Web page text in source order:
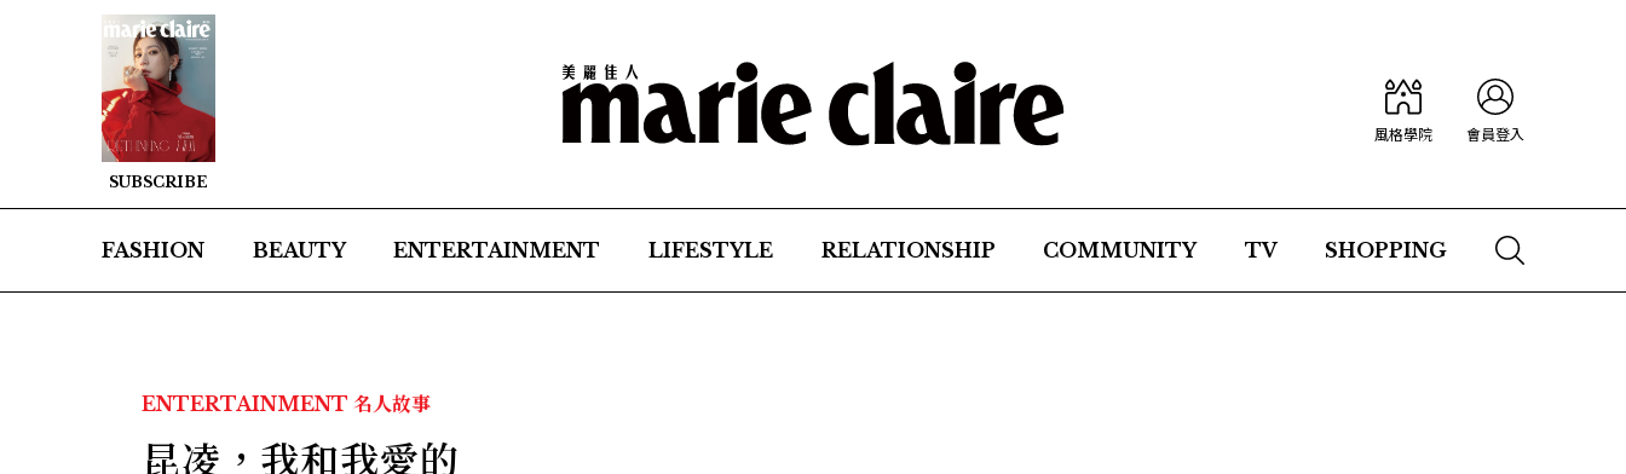
SUBSCRIBE
風格學院 會員登入
FASHION BEAUTY ENTERTAINMENT LIFESTYLE RELATIONSHIP COMMUNITY TV SHOPPING
ENTERTAINMENT 名人故事
昆凌，我和我愛的